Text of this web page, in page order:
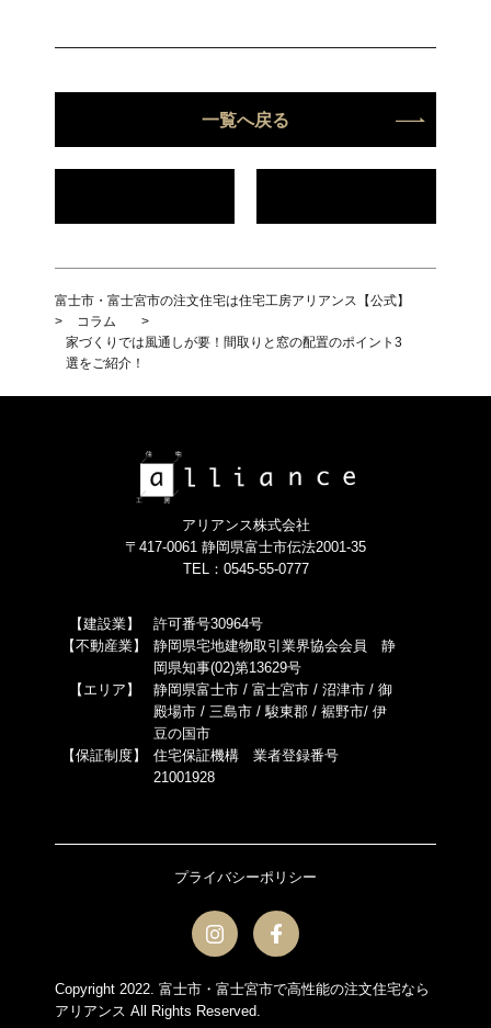
一覧へ戻る
富士市・富士宮市の注文住宅は住宅工房アリアンス【公式】
>
コラム
>
家づくりでは風通しが要！間取りと窓の配置のポイント3
選をご紹介！
アリアンス株式会社
〒417-0061 静岡県富士市伝法2001-35
TEL：0545-55-0777
【建設業】
許可番号30964号
【不動産業】
静岡県宅地建物取引業界協会会員 静
岡県知事(02)第13629号
【エリア】
静岡県富士市 / 富士宮市 / 沼津市 / 御
殿場市 / 三島市 / 駿東郡 / 裾野市/ 伊
豆の国市
【保証制度】
住宅保証機構 業者登録番号
21001928
Copyright 2022. 富士市・富士宮市で高性能の注文住宅なら
アリアンス All Rights Reserved.
プライバシーポリシー